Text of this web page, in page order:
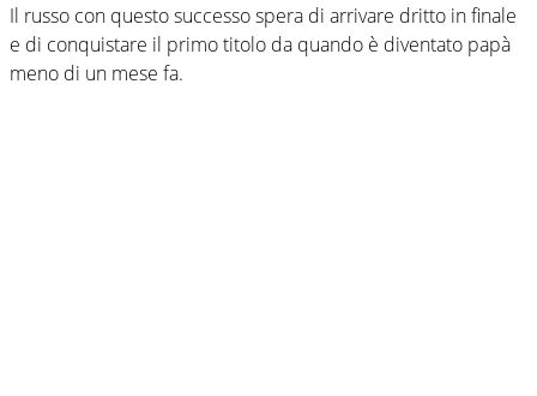
Il russo con questo successo spera di arrivare dritto in finale
e di conquistare il primo titolo da quando è diventato papà
meno di un mese fa.